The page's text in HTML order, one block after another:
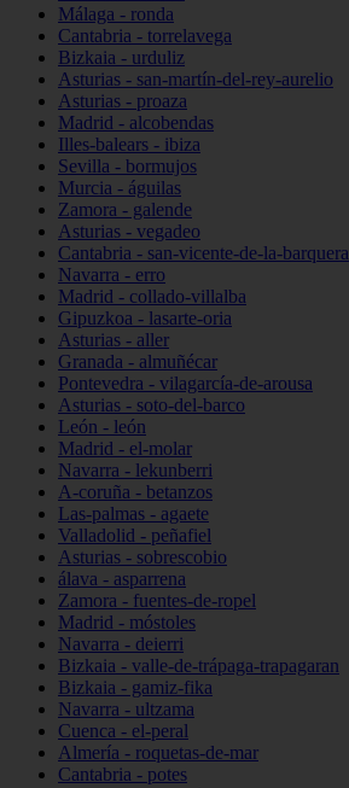
Málaga - ronda
Cantabria - torrelavega
Bizkaia - urduliz
Asturias - san-martín-del-rey-aurelio
Asturias - proaza
Madrid - alcobendas
Illes-balears - ibiza
Sevilla - bormujos
Murcia - águilas
Zamora - galende
Asturias - vegadeo
Cantabria - san-vicente-de-la-barquera
Navarra - erro
Madrid - collado-villalba
Gipuzkoa - lasarte-oria
Asturias - aller
Granada - almuñécar
Pontevedra - vilagarcía-de-arousa
Asturias - soto-del-barco
León - león
Madrid - el-molar
Navarra - lekunberri
A-coruña - betanzos
Las-palmas - agaete
Valladolid - peñafiel
Asturias - sobrescobio
álava - asparrena
Zamora - fuentes-de-ropel
Madrid - móstoles
Navarra - deierri
Bizkaia - valle-de-trápaga-trapagaran
Bizkaia - gamiz-fika
Navarra - ultzama
Cuenca - el-peral
Almería - roquetas-de-mar
Cantabria - potes